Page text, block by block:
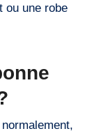
ou une robe